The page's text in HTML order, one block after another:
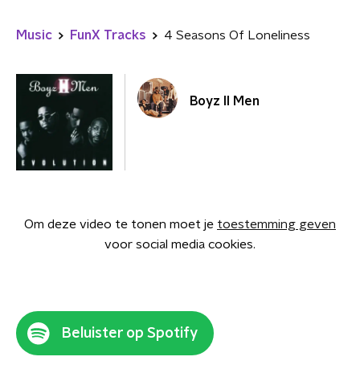
Music FunX Tracks 4 Seasons Of Loneliness
Boyz II Men
Om deze video te tonen moet je toestemming geven
voor social media cookies.
Beluister op Spotify